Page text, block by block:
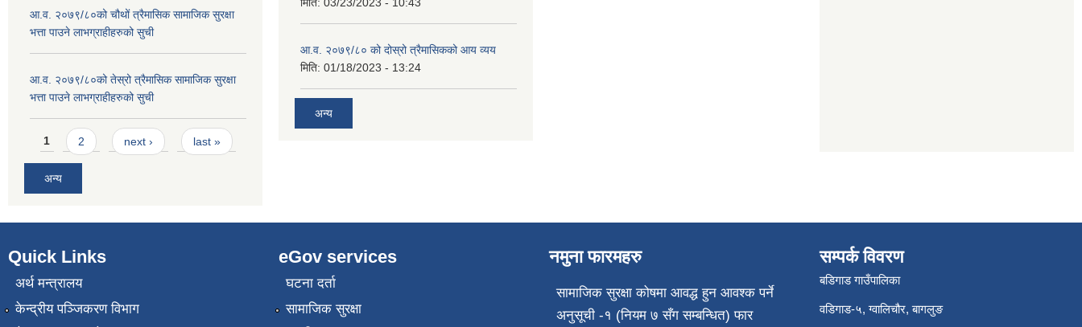
आ.व. २०७९/८०को चौथों त्रैमासिक सामाजिक सुरक्षा
भत्ता पाउने लाभग्राहीहरुको सुची
आ.व. २०७९/८०को तेस्रो त्रैमासिक सामाजिक सुरक्षा
भत्ता पाउने लाभग्राहीहरुको सुची
Pages
1 2 next › last »
अन्य
आ.व. २०७९/८० को दोस्रो त्रैमासिकको आय व्यय
मिति: 01/18/2023 - 13:24
अन्य
Quick Links
अर्थ मन्त्रालय
केन्द्रीय पञ्जिकरण विभाग
eGov services
घटना दर्ता
सामाजिक सुरक्षा
नमुना फारमहरु
सामाजिक सुरक्षा कोषमा आवद्ध हुन आवश्क पर्ने
अनुसूची -१ (नियम ७ सँग सम्बन्धित) फार
सम्पर्क विवरण
बडिगाड गाउँपालिका
वडिगाड-५, ग्वालिचौर, बागलुङ